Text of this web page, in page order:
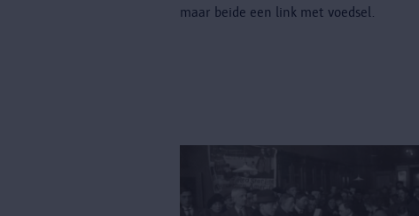
maar beide een link met voedsel.